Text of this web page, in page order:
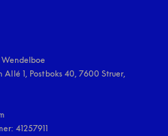
1, Postboks 40, 7600 Struer,
41257911